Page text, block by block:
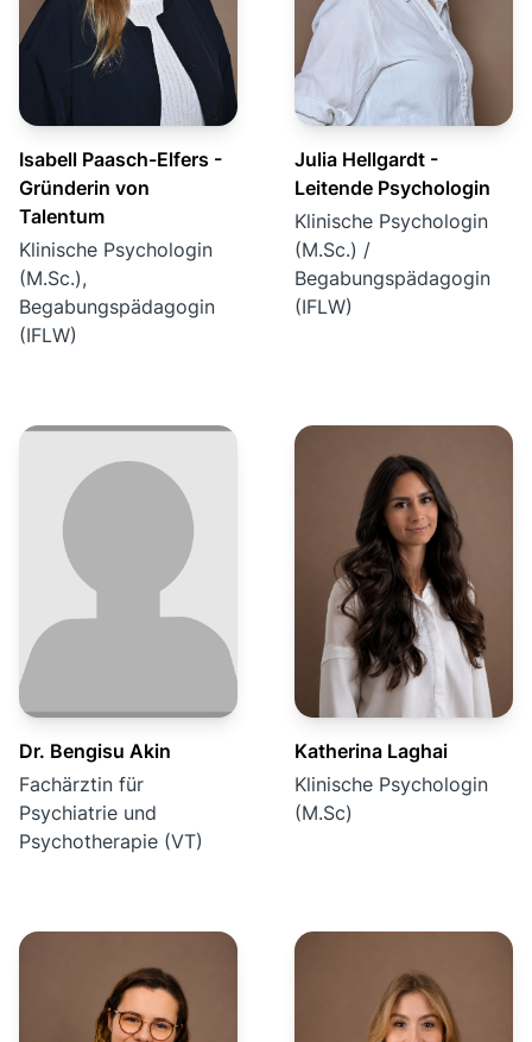
Isabell Paasch-Elfers -
Gründerin von
Talentum
Klinische Psychologin
(M.Sc.),
Begabungspädagogin
(IFLW)
Julia Hellgardt -
Leitende Psychologin
Klinische Psychologin
(M.Sc.) /
Begabungspädagogin
(IFLW)
Dr. Bengisu Akin
Fachärztin für
Psychiatrie und
Psychotherapie (VT)
Katherina Laghai
Klinische Psychologin
(M.Sc)